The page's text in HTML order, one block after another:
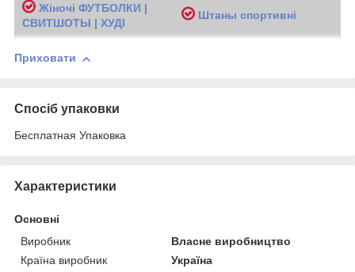
Жіночі ФУТБОЛКИ |
СВИТШОТЫ | ХУДІ
Штаны спортивні
Приховати
Спосіб упаковки
Бесплатная Упаковка
Характеристики
Основні
Виробник
Власне виробництво
Країна виробник
Україна